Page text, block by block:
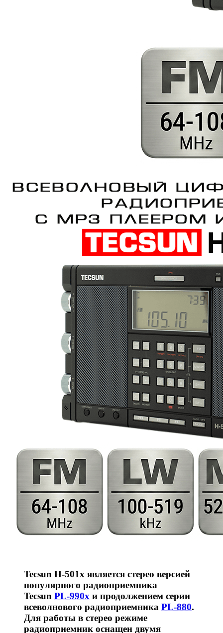
Tecsun H-501x является стерео версией
популярного радиоприемника
Tecsun PL-990x и продолжением серии
всеволнового радиоприемника PL-880.
Для работы в стерео режиме
радиоприемник оснащен двумя